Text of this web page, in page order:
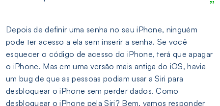
Depois de definir uma senha no seu iPhone, ninguém
pode ter acesso a ela sem inserir a senha. Se você
esquecer o código de acesso do iPhone, terá que apagar
o iPhone. Mas em uma versão mais antiga do iOS, havia
um bug de que as pessoas podiam usar a Siri para
desbloquear o iPhone sem perder dados. Como
desbloquear o iPhone pela Siri? Bem, vamos responder